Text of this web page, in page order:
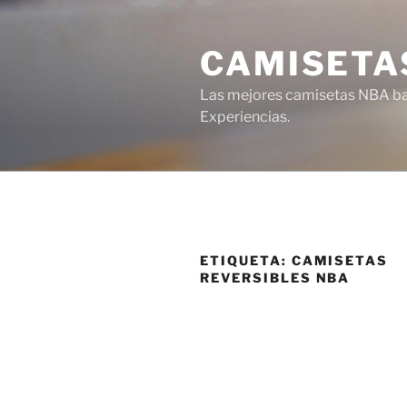
Saltar
Las mejores camisetas NBA
Experiencias.
ETIQUETA: CAMISETAS
REVERSIBLES NBA